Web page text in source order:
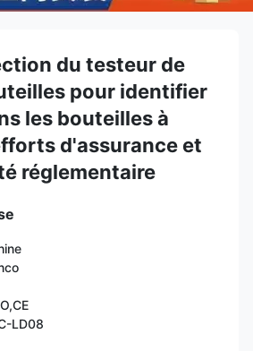
du testeur de
pour identifier
les bouteilles à
d'assurance et
réglementaire
LD08